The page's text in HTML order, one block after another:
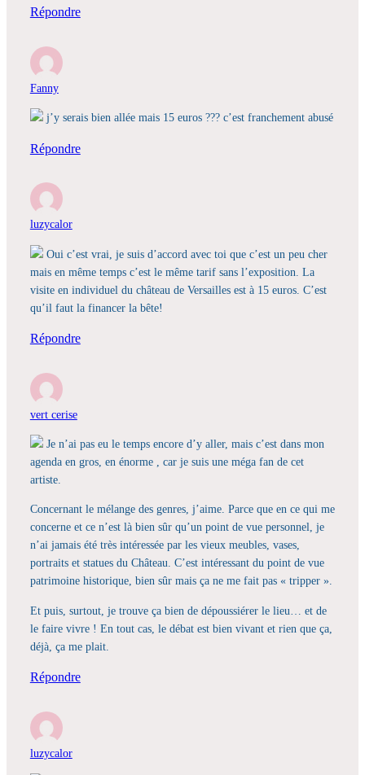
Répondre
Fanny
j’y serais bien allée mais 15 euros ??? c’est franchement abusé
Répondre
luzycalor
Oui c’est vrai, je suis d’accord avec toi que c’est un peu cher
mais en même temps c’est le même tarif sans l’exposition. La
visite en individuel du château de Versailles est à 15 euros. C’est
qu’il faut la financer la bête!
Répondre
vert cerise
Je n’ai pas eu le temps encore d’y aller, mais c’est dans mon
agenda en gros, en énorme , car je suis une méga fan de cet
artiste.
Concernant le mélange des genres, j’aime. Parce que en ce qui me
concerne et ce n’est là bien sûr qu’un point de vue personnel, je
n’ai jamais été très intéressée par les vieux meubles, vases,
portraits et statues du Château. C’est intéressant du point de vue
patrimoine historique, bien sûr mais ça ne me fait pas « tripper ».
Et puis, surtout, je trouve ça bien de dépoussiérer le lieu… et de
le faire vivre ! En tout cas, le débat est bien vivant et rien que ça,
déjà, ça me plait.
Répondre
luzycalor